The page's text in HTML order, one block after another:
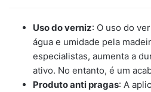
Uso do verniz: O uso do
água e umidade pela
especialistas, aumenta a
ativo. No entanto, é um
Produto anti pragas: A